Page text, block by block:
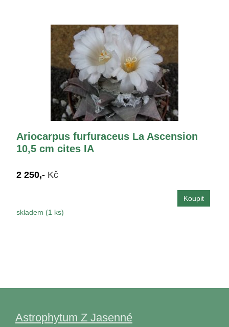
Ariocarpus furfuraceus La Ascension
10,5 cm cites IA
2 250,- Kč
skladem (1 ks)
Astrophytum Z Jasenné